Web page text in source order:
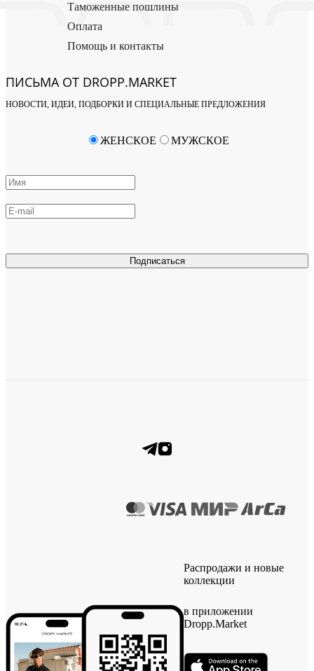
Таможенные пошлины
Оплата
Помощь и контакты
ПИСЬМА ОТ DROPP.MARKET
НОВОСТИ, ИДЕИ, ПОДБОРКИ И СПЕЦИАЛЬНЫЕ ПРЕДЛОЖЕНИЯ
Подписаться
ЖЕНСКОЕ МУЖСКОЕ
Распродажи и новые
коллекции
в приложении
Dropp.Market